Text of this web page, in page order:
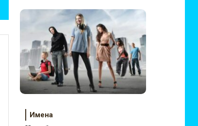
Имена